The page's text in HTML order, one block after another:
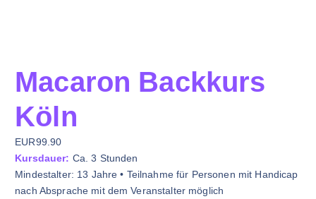
Macaron Backkurs
Köln
EUR99.90
Kursdauer: Ca. 3 Stunden
Mindestalter: 13 Jahre • Teilnahme für Personen mit Handicap
nach Absprache mit dem Veranstalter möglich